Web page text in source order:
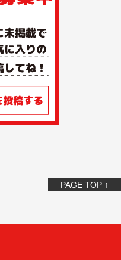
PAGE TOP ↑